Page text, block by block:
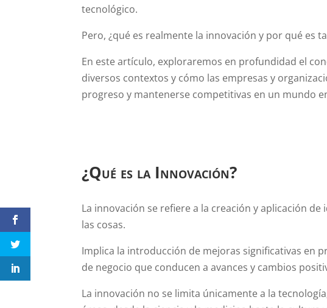
tecnológico.
Pero, ¿qué es realmente la innovación y por qué es
En este artículo, exploraremos en profundidad el
diversos contextos y cómo las empresas y
progreso y mantenerse competitivas en un mundo
¿Qué es la Innovación?
La innovación se refiere a la creación y aplicación
las cosas.
Implica la introducción de mejoras significativas en
de negocio que conducen a avances y cambios
La innovación no se limita únicamente a la